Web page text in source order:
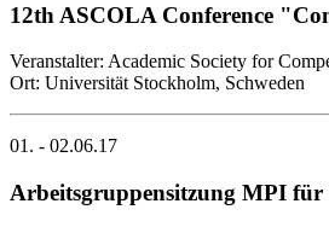
12th ASCOLA Conference
Veranstalter: Academic Society for
Ort: Universität Stockholm, Schweden
01. - 02.06.17
Arbeitsgruppensitzung MPI